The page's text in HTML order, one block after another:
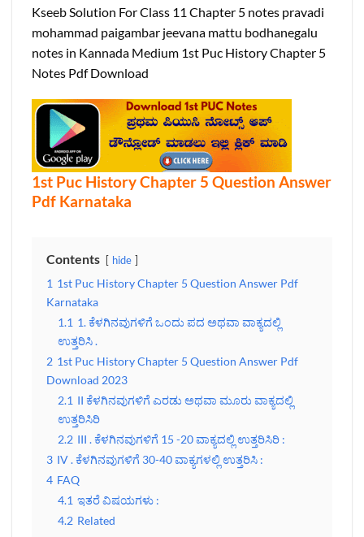
Kseeb Solution For Class 11 Chapter 5 notes pravadi
mohammad paigambar jeevana mattu bodhanegalu
notes in Kannada Medium 1st Puc History Chapter 5
Notes Pdf Download
1st Puc History Chapter 5 Question Answer
Pdf Karnataka
Contents hide
1 1st Puc History Chapter 5 Question Answer Pdf
Karnataka
1.1 1. ಕೆಳಗಿನವುಗಳಿಗೆ ಒಂದು ಪದ ಅಥವಾ ವಾಕ್ಯದಲ್ಲಿ
ಉತ್ತರಿಸಿ .
2 1st Puc History Chapter 5 Question Answer Pdf
Download 2023
2.1 II ಕೆಳಗಿನವುಗಳಿಗೆ ಎರಡು ಅಥವಾ ಮೂರು ವಾಕ್ಯದಲ್ಲಿ
ಉತ್ತರಿಸಿರಿ
2.2 III . ಕೆಳಗಿನವುಗಳಿಗೆ 15 -20 ವಾಕ್ಯದಲ್ಲಿ ಉತ್ತರಿಸಿರಿ :
3 IV . ಕೆಳಗಿನವುಗಳಿಗೆ 30-40 ವಾಕ್ಯಗಳಲ್ಲಿ ಉತ್ತರಿಸಿ :
4 FAQ
4.1 ಇತರೆ ವಿಷಯಗಳು :
4.2 Related